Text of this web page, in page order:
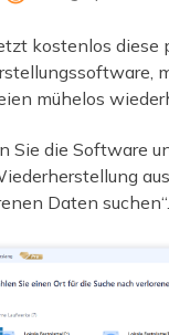
kostenlos diese
mühelos
Sie die Software
Daten suchen“.